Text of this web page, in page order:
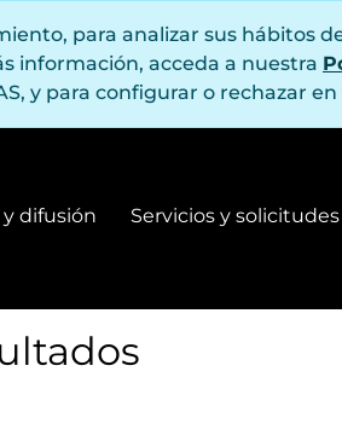
para analizar sus hábitos
información, acceda a nuestra
y para configurar o rechazar
difusión
y difusión
Servicios y solicitudes